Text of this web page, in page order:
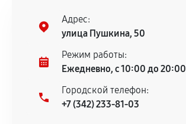
Адрес:
улица Пушкина, 50
Режим работы:
Ежедневно, с 10:00 до 20:00
Городской телефон:
+7 (342) 233-81-03